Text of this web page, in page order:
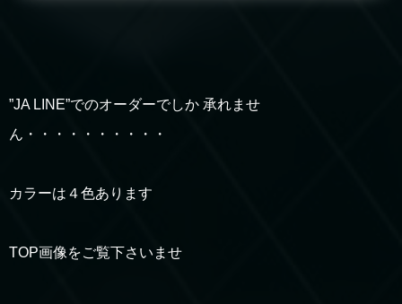
”JA LINE”でのオーダーでしか 承れませ
ん・・・・・・・・・・
カラーは４色あります
TOP画像をご覧下さいませ